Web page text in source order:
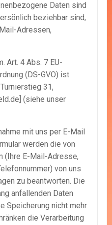
Daten sind
beziehbar sind,
Adressen,
Art. 4 Abs. 7 EU-
(DS-GVO) ist
31,
(siehe unser
mit uns per E-Mail
werden die von
(Ihre E-Mail-Adresse,
von uns
zu beantworten. Die
anfallenden Daten
Speicherung nicht mehr
die Verarbeitung